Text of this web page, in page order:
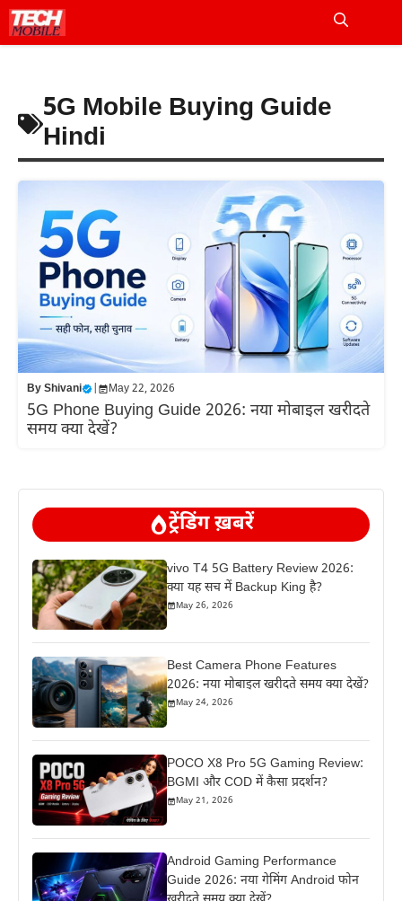
Skip
to
5G Mobile Buying Guide
Hindi
ByShivani May 22, 2026
5G Phone Buying Guide 2026: नया मोबाइल खरीदते
समय क्या देखें?
ट्रेंडिंग ख़बरें
vivo T4 5G Battery Review 2026:
क्या यह सच में Backup King है?
May 26, 2026
Best Camera Phone Features
2026: नया मोबाइल खरीदते समय क्या देखें?
May 24, 2026
POCO X8 Pro 5G Gaming Review:
BGMI और COD में कैसा प्रदर्शन?
May 21, 2026
Android Gaming Performance
Guide 2026: नया गेमिंग Android फोन